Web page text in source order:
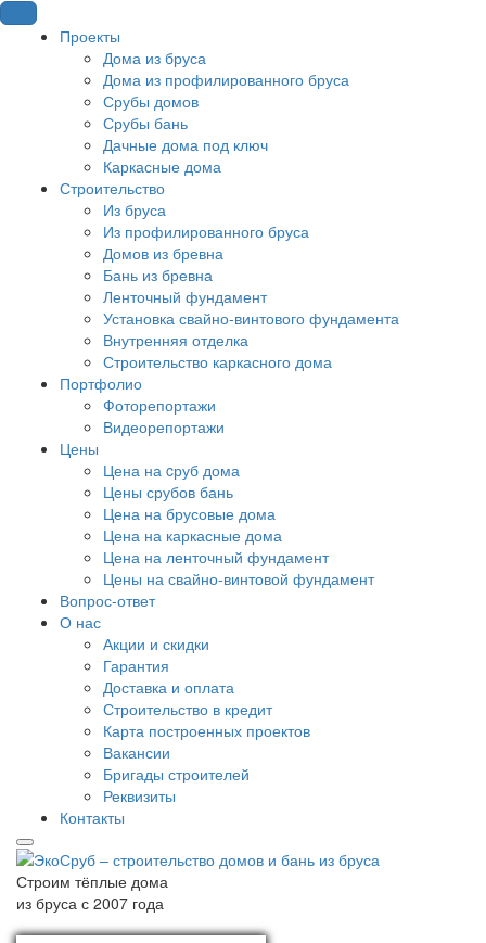
Проекты
Дома из бруса
Дома из профилированного бруса
Срубы домов
Срубы бань
Дачные дома под ключ
Каркасные дома
Строительство
Из бруса
Из профилированного бруса
Домов из бревна
Бань из бревна
Ленточный фундамент
Установка свайно-винтового фундамента
Внутренняя отделка
Строительство каркасного дома
Портфолио
Фоторепортажи
Видеорепортажи
Цены
Цена на cруб дома
Цены срубов бань
Цена на брусовые дома
Цена на каркасные дома
Цена на ленточный фундамент
Цены на свайно-винтовой фундамент
Вопрос-ответ
О нас
Акции и скидки
Гарантия
Доставка и оплата
Строительство в кредит
Карта построенных проектов
Вакансии
Бригады строителей
Реквизиты
Контакты
Строим тёплые дома
из бруса с 2007 года
Ваш город: